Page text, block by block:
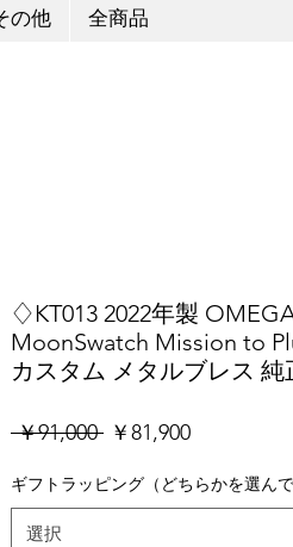
の他 全商品
♢KT013 2022年製
MoonSwatch Mission to
カスタム メタルブレス 純
￥91,000 通
価
格
￥81,900セ
ル
価
ギフトラッピング（どちらかを選んで
選択